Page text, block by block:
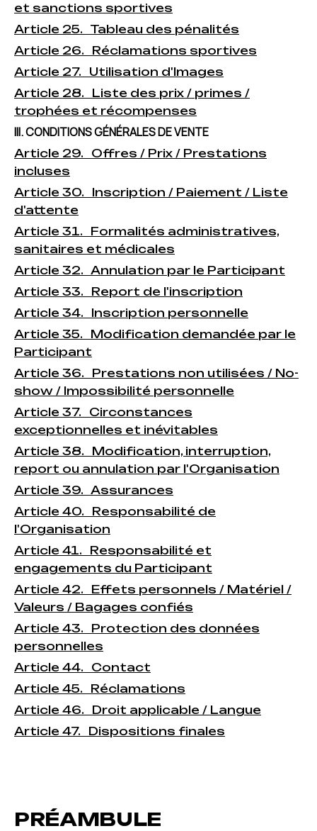
et sanctions sportives
Article 25. Tableau des pénalités
Article 26. Réclamations sportives
Article 27. Utilisation d'Images
Article 28. Liste des prix / primes /
trophées et récompenses
III. CONDITIONS GÉNÉRALES DE VENTE
Article 29. Offres / Prix / Prestations
incluses
Article 30. Inscription / Paiement / Liste
d'attente
Article 31. Formalités administratives,
sanitaires et médicales
Article 32. Annulation par le Participant
Article 33. Report de l'inscription
Article 34. Inscription personnelle
Article 35. Modification demandée par le
Participant
Article 36. Prestations non utilisées / No-
show / Impossibilité personnelle
Article 37. Circonstances
exceptionnelles et inévitables
Article 38. Modification, interruption,
report ou annulation par l'Organisation
Article 39. Assurances
Article 40. Responsabilité de
l'Organisation
Article 41. Responsabilité et
engagements du Participant
Article 42. Effets personnels / Matériel /
Valeurs / Bagages confiés
Article 43. Protection des données
personnelles
Article 44. Contact
Article 45. Réclamations
Article 46. Droit applicable / Langue
Article 47. Dispositions finales
PRÉAMBULE